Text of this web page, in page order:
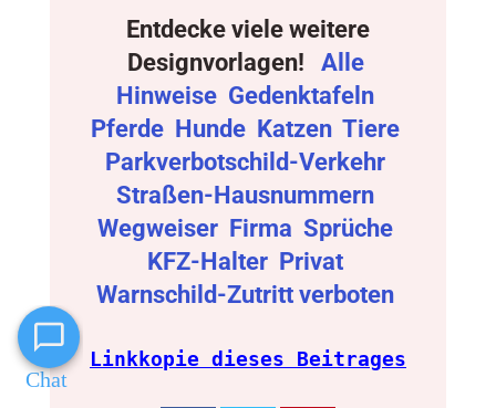
Entdecke viele weitere
Designvorlagen!
Alle
Hinweise Gedenktafeln
Pferde Hunde Katzen Tiere
Parkverbotschild-Verkehr
Straßen-Hausnummern
Wegweiser Firma Sprüche
KFZ-Halter Privat
Warnschild-Zutritt verboten
Linkkopie dieses Beitrages